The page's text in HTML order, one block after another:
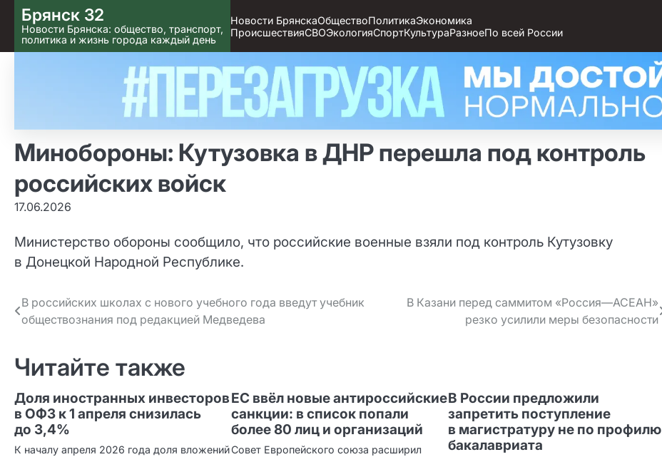
Skip
to content
Брянск 32
Новости Брянска: общество, транспорт,
политика и жизнь города каждый день
Новости БрянскаОбществоПолитикаЭкономика
ПроисшествияСВОЭкологияСпортКультураРазноеПо всей России
Минобороны: Кутузовка в ДНР перешла под контроль
российских войск
17.06.2026
Министерство обороны сообщило, что российские военные взяли под контроль Кутузовку
в Донецкой Народной Республике.
Навигация
по записям
В российских школах с нового учебного года введут учебник
обществознания под редакцией Медведева
В Казани перед саммитом «Россия—АСЕАН»
резко усилили меры безопасности
Читайте также
Доля иностранных инвесторов
в ОФЗ к 1 апреля снизилась
до 3,4%
К началу апреля 2026 года доля вложений
ЕС ввёл новые антироссийские
санкции: в список попали
более 80 лиц и организаций
Совет Европейского союза расширил
В России предложили
запретить поступление
в магистратуру не по профилю
бакалавриата